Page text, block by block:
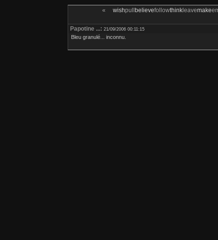
« wishpull believefollowthinkleavemake
Papotine ...: 21/09/2006 00:11:15
Bleu granulé... inconnu.